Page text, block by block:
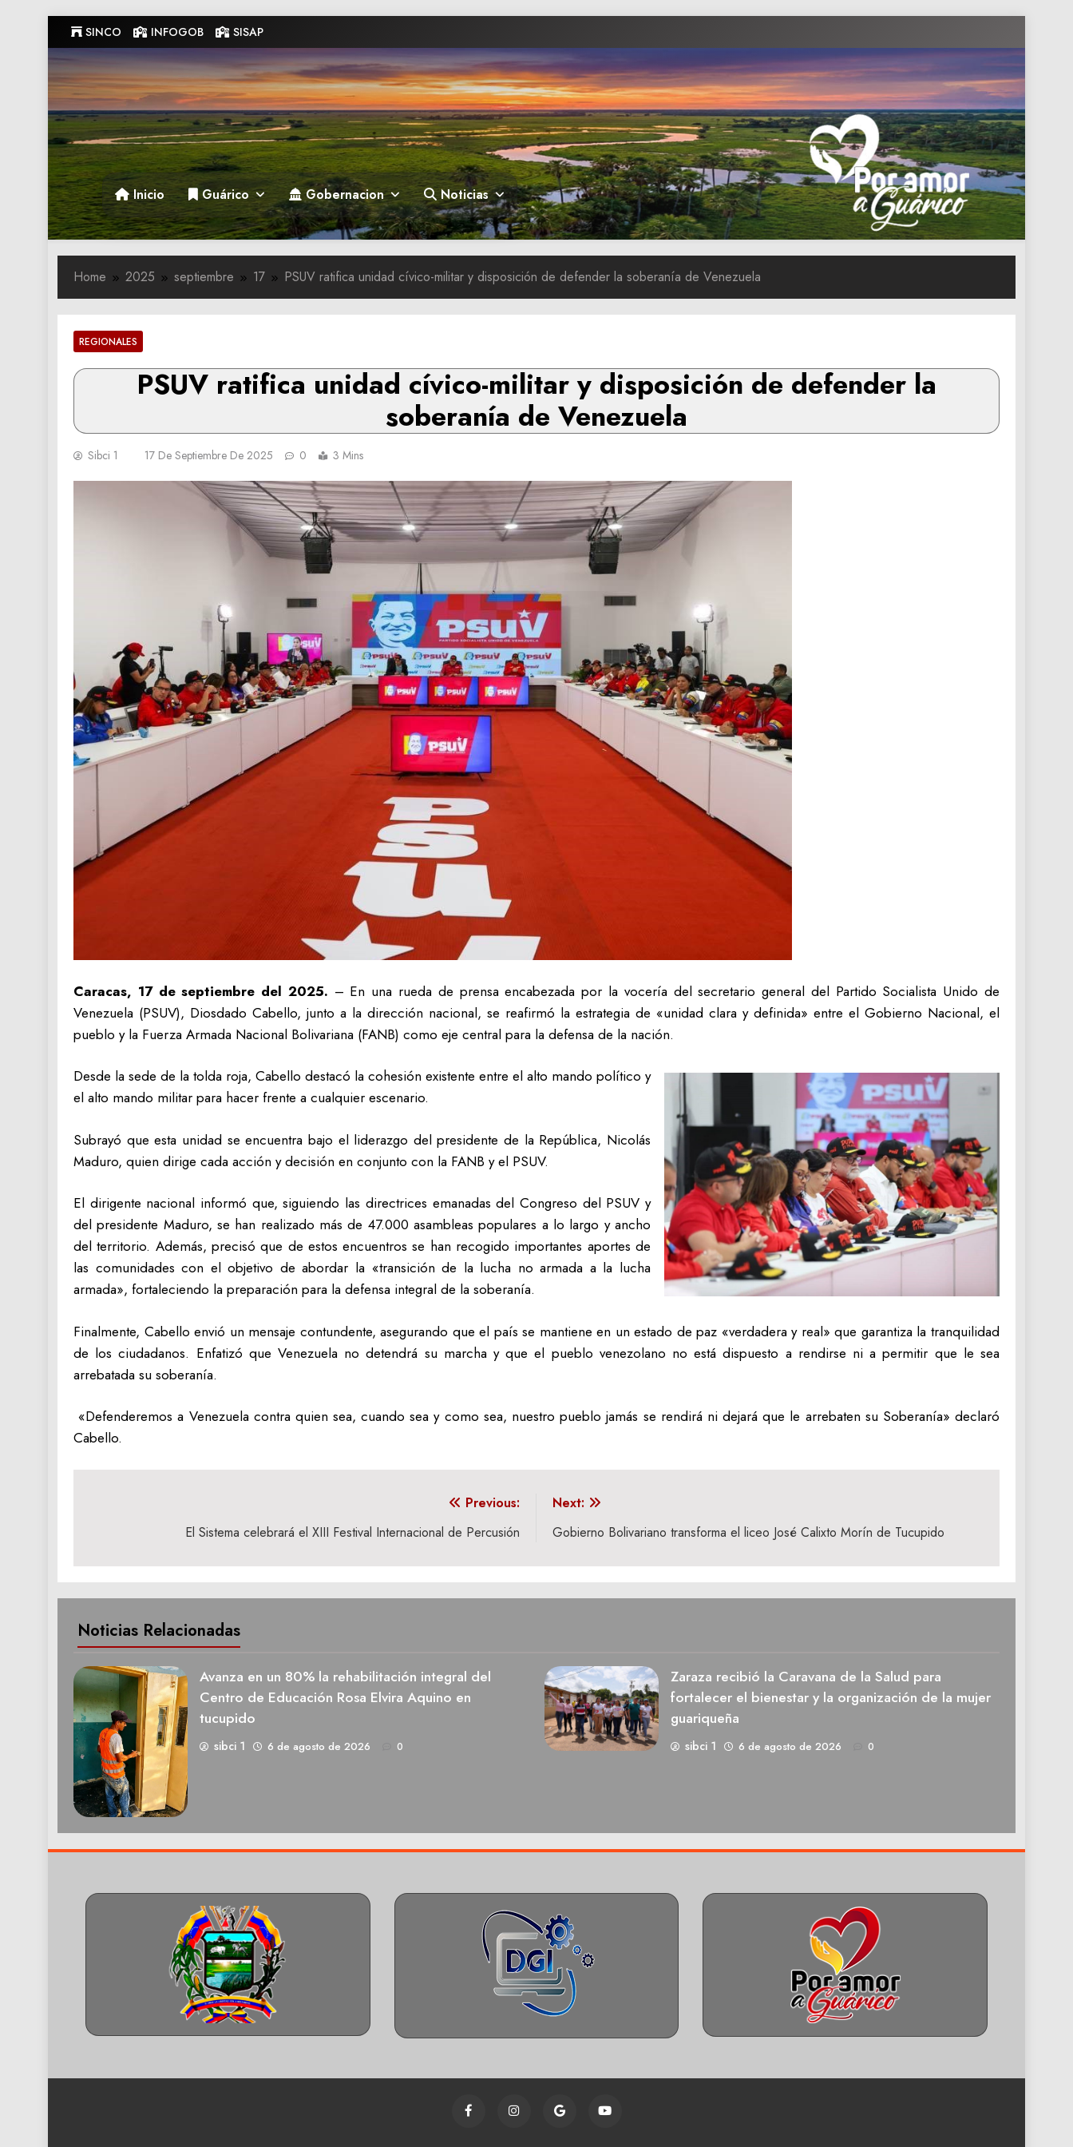
to
content
SINCO INFOGOB SISAP
Gobernacion de Guarico
Gobernacion de Guarico
Inicio Guárico Gobernacion Noticias
Home 2025 septiembre 17 PSUV ratifica unidad cívico-militar y disposición de defender la soberanía de Venezuela
REGIONALES
PSUV ratifica unidad cívico-militar y disposición de defender la
soberanía de Venezuela
Sibci 1 17 De Septiembre De 2025 0 3 Mins
Caracas, 17 de septiembre del 2025. – En una rueda de prensa encabezada por la vocería del secretario general del Partido Socialista Unido de
Venezuela (PSUV), Diosdado Cabello, junto a la dirección nacional, se reafirmó la estrategia de «unidad clara y definida» entre el Gobierno Nacional, el
pueblo y la Fuerza Armada Nacional Bolivariana (FANB) como eje central para la defensa de la nación.
‎Desde la sede de la tolda roja, Cabello destacó la cohesión existente entre el alto mando político y
el alto mando militar para hacer frente a cualquier escenario.
‎Subrayó que esta unidad se encuentra bajo el liderazgo del presidente de la República, Nicolás
Maduro, quien dirige cada acción y decisión en conjunto con la FANB y el PSUV.
‎El dirigente nacional informó que, siguiendo las directrices emanadas del Congreso del PSUV y
del presidente Maduro, se han realizado más de 47.000 asambleas populares a lo largo y ancho
del territorio. Además, precisó que de estos encuentros se han recogido importantes aportes de
las comunidades con el objetivo de abordar la «transición de la lucha no armada a la lucha
armada», fortaleciendo la preparación para la defensa integral de la soberanía.
‎Finalmente, Cabello envió un mensaje contundente, asegurando que el país se mantiene en un estado de paz «verdadera y real» que garantiza la tranquilidad
de los ciudadanos. Enfatizó que Venezuela no detendrá su marcha y que el pueblo venezolano no está dispuesto a rendirse ni a permitir que le sea
arrebatada su soberanía.
‎ «Defenderemos a Venezuela contra quien sea, cuando sea y como sea, nuestro pueblo jamás se rendirá ni dejará que le arrebaten su Soberanía» declaró
Cabello.
entradas
Previous:
El Sistema celebrará el XIII Festival Internacional de Percusión
Next:
Gobierno Bolivariano transforma el liceo José Calixto Morín de Tucupido
Noticias Relacionadas
Avanza en un 80% la rehabilitación integral del
Centro de Educación Rosa Elvira Aquino en
tucupido
sibci 1 6 de agosto de 2026 0
Zaraza recibió la Caravana de la Salud para
fortalecer el bienestar y la organización de la mujer
guariqueña
sibci 1 6 de agosto de 2026 0